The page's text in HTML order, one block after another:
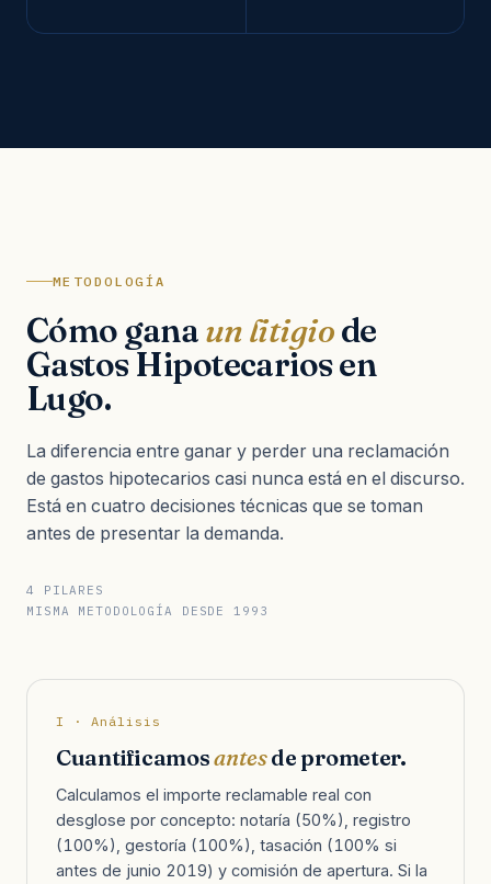
METODOLOGÍA
Cómo ganaun litigiode
Gastos Hipotecarios en
Lugo.
La diferencia entre ganar y perder una reclamación
de gastos hipotecarios casi nunca está en el discurso.
Está en cuatro decisiones técnicas que se toman
antes de presentar la demanda.
4 PILARES
MISMA METODOLOGÍA DESDE 1993
I · Análisis
Cuantificamosantesde prometer.
Calculamos el importe reclamable real con
desglose por concepto: notaría (50%), registro
(100%), gestoría (100%), tasación (100% si
antes de junio 2019) y comisión de apertura. Si la